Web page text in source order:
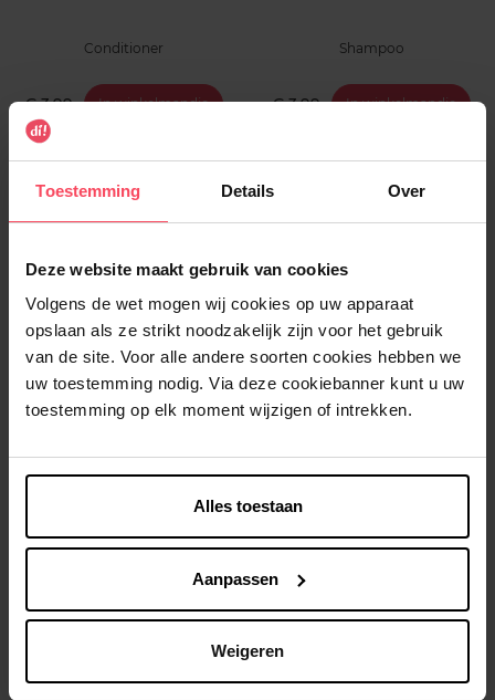
Toestemming Details Over
Deze website maakt gebruik van cookies
Volgens de wet mogen wij cookies op uw apparaat
opslaan als ze strikt noodzakelijk zijn voor het gebruik
van de site. Voor alle andere soorten cookies hebben we
uw toestemming nodig. Via deze cookiebanner kunt u uw
toestemming op elk moment wijzigen of intrekken.
Alles toestaan
Aanpassen
Weigeren
Conditioner
€ 3,99 In winkelmandje
Shampoo
€ 3,99 In winkelmandje
INECTO
Kokos
INECTO
Kokos